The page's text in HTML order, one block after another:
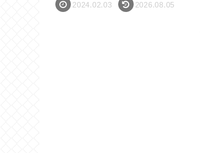
2024.02.03 2026.08.05